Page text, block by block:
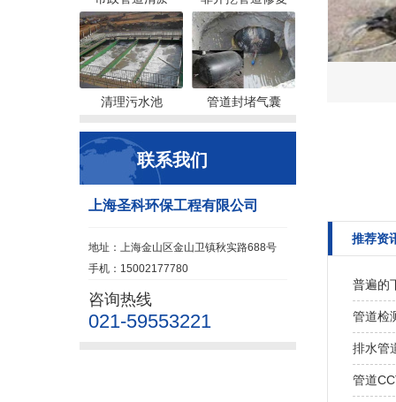
清理污水池 管道封堵气囊
联系我们
上海圣科环保工程有限公司
地址：上海金山区金山卫镇秋实路688号
手机：15002177780
咨询热线
021-59553221
推荐资
普遍的
管道检
排水管
管道